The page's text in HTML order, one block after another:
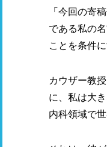
「今回の寄
である私の
ことを条件
カウザー教
に、私は大
内科領域で